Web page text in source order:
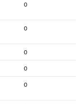
0
0
0
0
0